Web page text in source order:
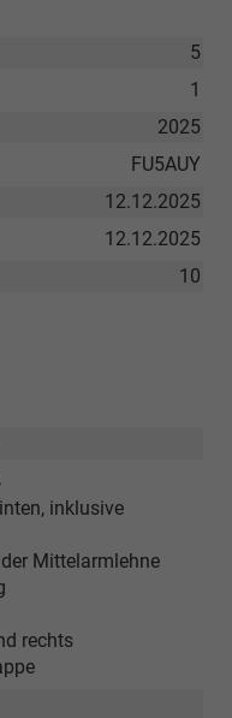
5
1
2025
FU5AUY
12.12.2025
12.12.2025
10
inklusive
Mittelarmlehne
rechts